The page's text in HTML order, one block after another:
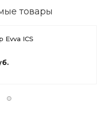
товары
Evva ICS